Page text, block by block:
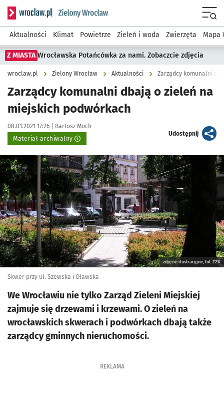
Serwis informacyjny wroclaw.pl podserwis: Środowisko we
Aktualności Klimat Powietrze Zieleń i woda Zwierzęta Mapa
Z MIASTA Wrocławska Potańcówka za nami. Zobaczcie zdjęcia
wroclaw.pl Zielony Wrocław Aktualności Zarządcy komunalni
Zarządcy komunalni dbają o zieleń na
miejskich podwórkach
Data publikacji:
08.01.2021 17:26 | Autor:
Bartosz Moch
Materiał archiwalny
Udostępnijartykuł
Kliknij, aby powiększyć
zdjęcie ilustracyjne, fot. ZZK
Skwer przy ul. Szewska i Oławska
We Wrocławiu nie tylko Zarząd Zieleni Miejskiej
zajmuje się drzewami i krzewami. O zieleń na
wrocławskich skwerach i podwórkach dbają także
zarządcy gminnych nieruchomości.
REKLAMA